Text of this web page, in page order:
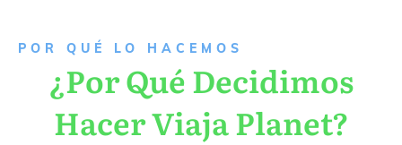
P OR QUÉ LO HACEMOS
¿Por Qué Decidimos
Hacer Viaja Planet?